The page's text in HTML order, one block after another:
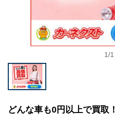
1/1
どんな車も0円以上で買取！